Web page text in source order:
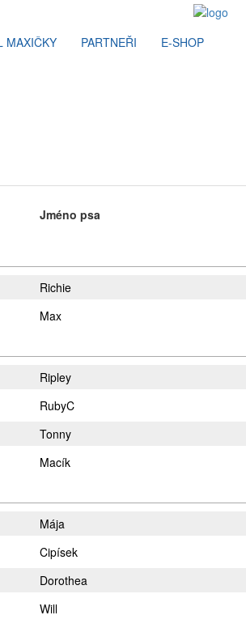
MAXIČKY PARTNEŘI E-SHOP
Jméno psa
Richie
Max
Ripley
RubyC
Tonny
Macík
Mája
Cipísek
Dorothea
Will